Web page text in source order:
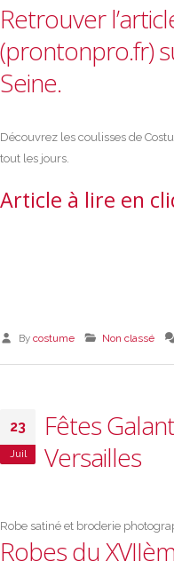
Retrouver
(prontonpro.fr)
Seine.
Découvrez les coulisses de
tout les jours.
Article à lire en
By costume Non classé
23
Juil
Fêtes
Versailles
Robe satiné et broderie
Robes du